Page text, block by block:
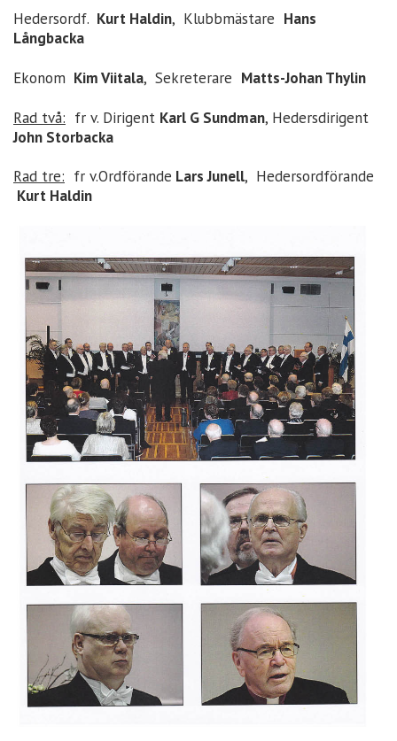
Hedersordf. Kurt Haldin, Klubbmästare Hans
Långbacka
Ekonom Kim Viitala, Sekreterare Matts-Johan Thylin
Rad två: fr v. Dirigent Karl G Sundman, Hedersdirigent
John Storbacka
Rad tre: fr v.Ordförande Lars Junell, Hedersordförande
Kurt Haldin